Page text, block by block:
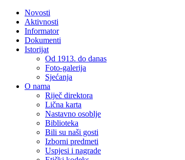
Novosti
Aktivnosti
Informator
Dokumenti
Istorijat
Od 1913. do danas
Foto-galerija
Sjećanja
O nama
Riječ direktora
Lična karta
Nastavno osoblje
Biblioteka
Bili su naši gosti
Izborni predmeti
Uspjesi i nagrade